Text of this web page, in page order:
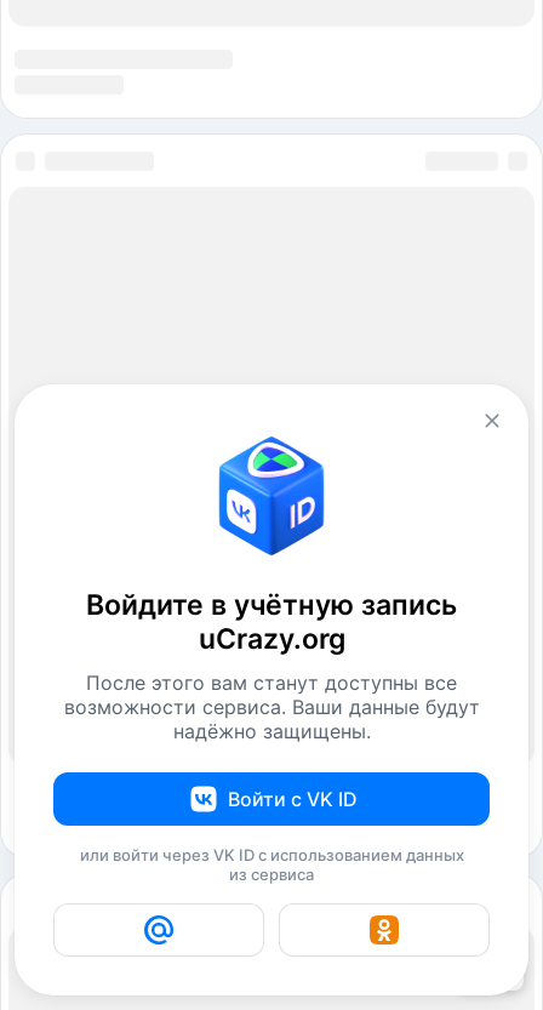
Войдите в учётную запись
uCrazy.org
После этого вам станут доступны все
возможности сервиса. Ваши данные будут
надёжно защищены.
Войти с VK ID
или войти через VK ID с использованием данных
из сервиса